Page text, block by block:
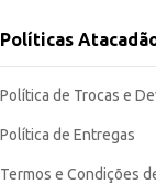
pontos de
Políticas
Política de Trocas e
Política de Entregas
Termos e Condições